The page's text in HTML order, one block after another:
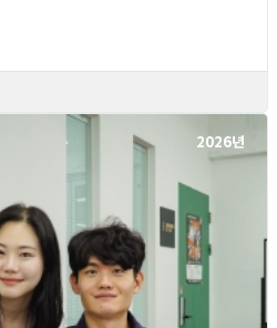
2026년